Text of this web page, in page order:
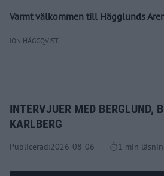
Varmt välkommen till Hägglunds
JON HÄGGQVIST
INTERVJUER MED BERGLUND,
KARLBERG
Publicerad:2026-08-06 1 min